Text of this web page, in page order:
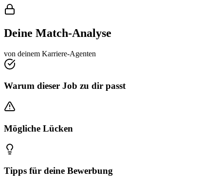
Deine Match-Analyse
von deinem Karriere-Agenten
Warum dieser Job zu dir passt
Mögliche Lücken
Tipps für deine Bewerbung